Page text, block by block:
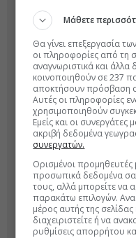
Μάθετε
Θα γίνει επεξεργασία
οι πληροφορίες από τη
αναγνωριστικά και άλλα
κοινοποιηθούν σε 237
αποκτήσουν πρόσβαση
Αυτές οι πληροφορίες
χρησιμοποιηθούν
Εμείς και οι
ακριβή δεδομένα
συνεργατών.
Ορισμένοι προμηθευτές
προσωπικά δεδομένα
τους, αλλά μπορείτε να
παρακάτω επιλογών.
μέρος αυτής της
διαχειριστείτε ή να
ρυθμίσεις απορρήτου